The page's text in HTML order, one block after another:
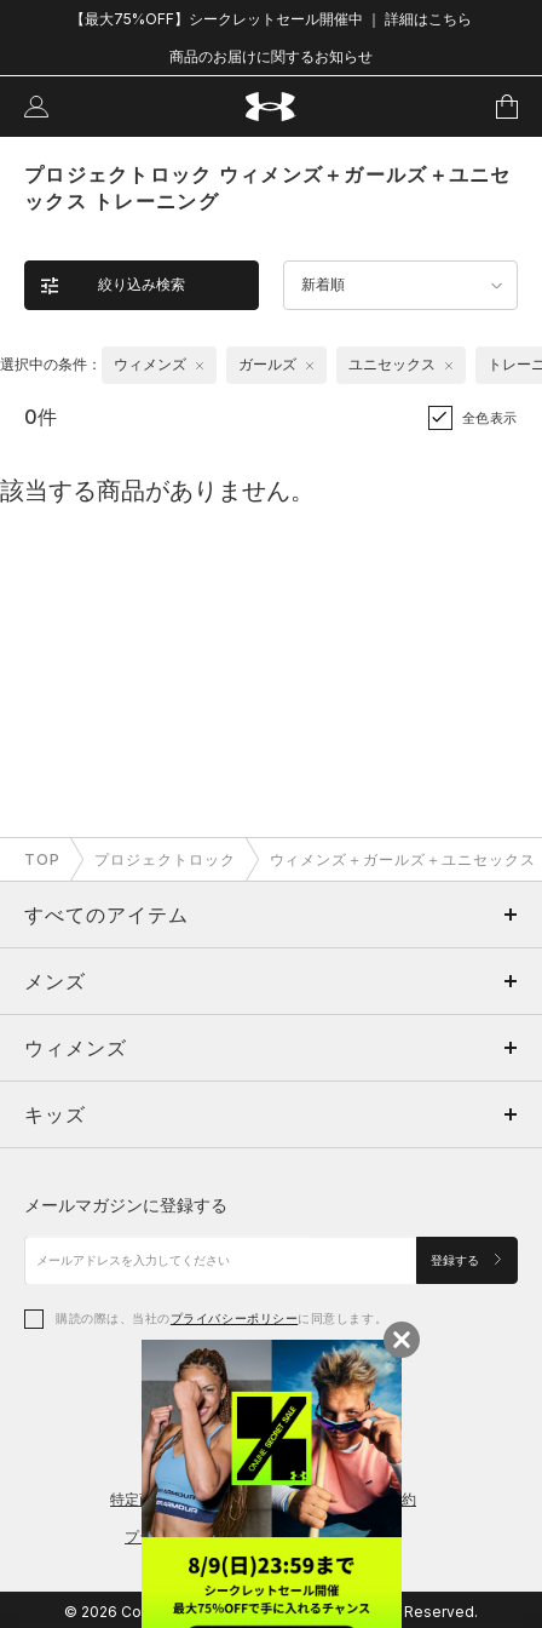
【最大75%OFF】シークレットセール開催中 ｜ 詳細はこちら
商品のお届けに関するお知らせ
プロジェクトロック ウィメンズ＋ガールズ＋ユニセ
ックス トレーニング
絞り込み検索 新着順
選択中の条件： ウィメンズ ガールズ ユニセックス トレー
0件 全色表示
該当する商品がありません。
TOP プロジェクトロック ウィメンズ＋ガールズ＋ユニセックス
すべてのアイテム
メンズ
ウィメンズ
キッズ
アクセサリー
メンズ
トップス
ボトムス
アクセサリー
ウィメンズ
トップス
シューズ
アクセサリー
レギンス＆タイツ
キッズ
シューズ
メールマガジンに登録する
登録する
購読の際は、当社のプライバシーポリシーに同意します。
特定商取引法に基づく通販の表記 会員規約
プライバシーポリシー
© 2026 Copyright DOME Corporation. All Rights Reserved.